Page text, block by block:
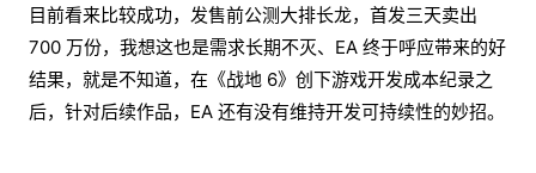
目前看来比较成功，发售前公测大排长龙，首发三天卖出
700 万份，我想这也是需求长期不灭、EA 终于呼应带来的好
结果，就是不知道，在《战地 6》创下游戏开发成本纪录之
后，针对后续作品，EA 还有没有维持开发可持续性的妙招。